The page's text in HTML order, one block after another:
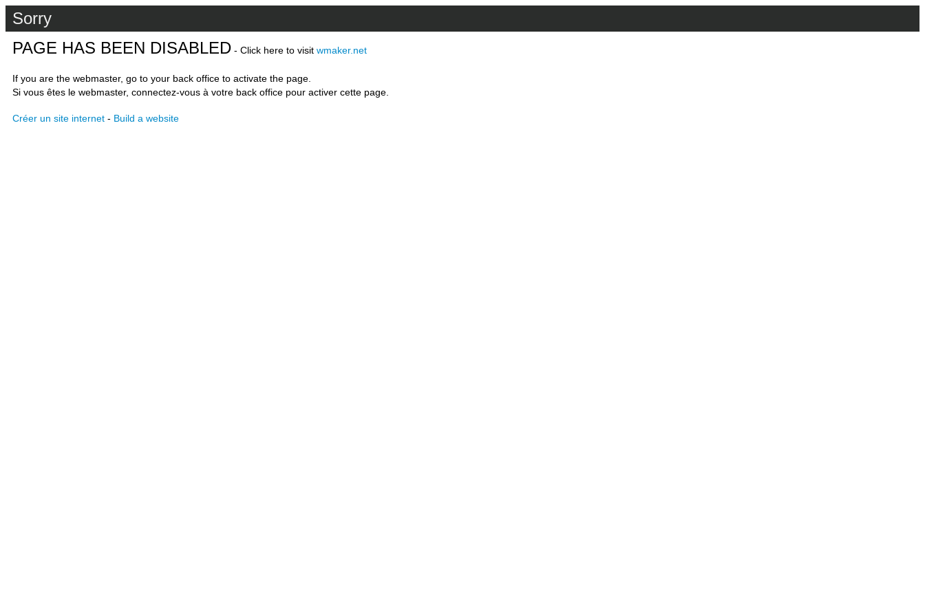
Sorry
PAGE HAS BEEN DISABLED - Click here to visit wmaker.net
If you are the webmaster, go to your back office to activate the page.
Si vous êtes le webmaster, connectez-vous à votre back office pour activer cette page.
Créer un site internet - Build a website